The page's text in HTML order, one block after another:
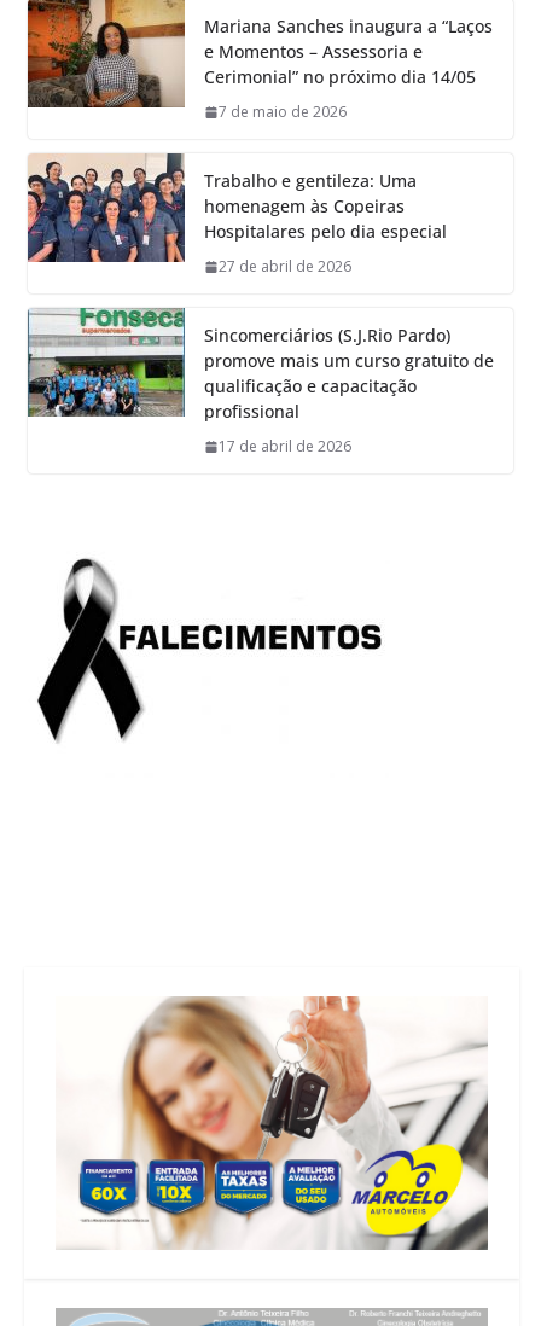
Mariana Sanches inaugura a “Laços
e Momentos – Assessoria e
Cerimonial” no próximo dia 14/05
7 de maio de 2026
Trabalho e gentileza: Uma
homenagem às Copeiras
Hospitalares pelo dia especial
27 de abril de 2026
Sincomerciários (S.J.Rio Pardo)
promove mais um curso gratuito de
qualificação e capacitação
profissional
17 de abril de 2026